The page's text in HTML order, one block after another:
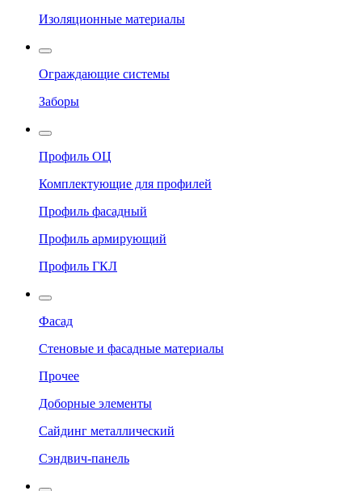
Изоляционные материалы
Ограждающие системы
Заборы
Профиль ОЦ
Комплектующие для профилей
Профиль фасадный
Профиль армирующий
Профиль ГКЛ
Фасад
Стеновые и фасадные материалы
Прочее
Доборные элементы
Сайдинг металлический
Сэндвич-панель